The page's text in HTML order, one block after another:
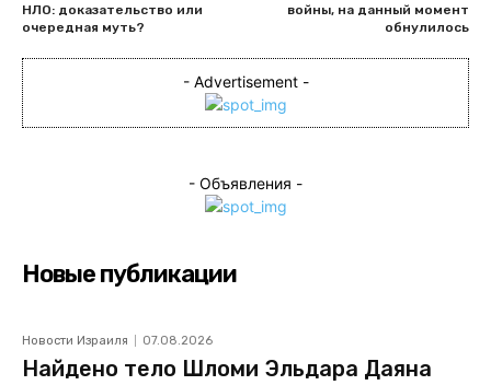
НЛО: доказательство или
очередная муть?
войны, на данный момент
обнулилось
- Advertisement -
- Объявления -
Новые публикации
Новости Израиля 07.08.2026
Найдено тело Шломи Эльдара Даяна